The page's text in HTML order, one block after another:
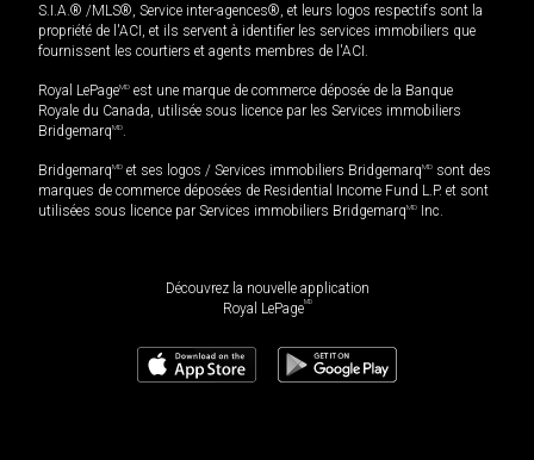
S.I.A.® /MLS®, Service inter-agences®, et leurs logos respectifs sont la
propriété de l'ACI, et ils servent à identifier les services immobiliers que
fournissent les courtiers et agents membres de l'ACI.
Royal LePageMD est une marque de commerce déposée de la Banque
Royale du Canada, utilisée sous licence par les Services immobiliers
BridgemarqMD.
BridgemarqMD et ses logos / Services immobiliers BridgemarqMD sont des
marques de commerce déposées de Residential Income Fund L.P. et sont
utilisées sous licence par Services immobiliers BridgemarqMD Inc.
Découvrez la nouvelle application
Royal LePageMD